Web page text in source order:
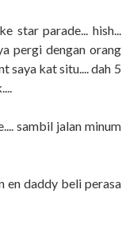
star parade... hish...
pergi dengan orang
saya kat situ.... dah 5
sambil jalan minum
en daddy beli perasa